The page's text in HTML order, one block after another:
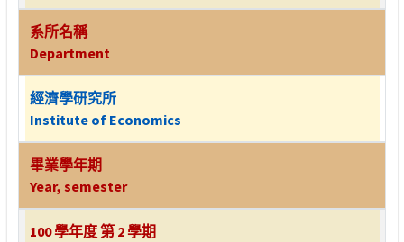
系所名稱
Department
經濟學研究所
Institute of Economics
畢業學年期
Year, semester
100 學年度 第 2 學期